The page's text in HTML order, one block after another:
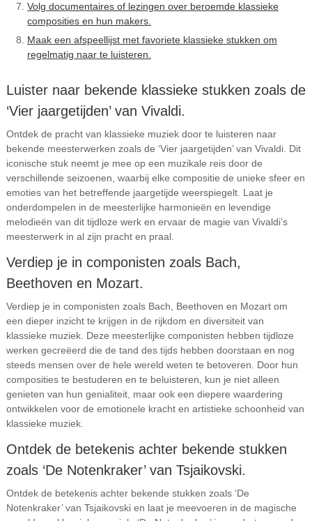
Volg documentaires of lezingen over beroemde klassieke
composities en hun makers.
Maak een afspeellijst met favoriete klassieke stukken om
regelmatig naar te luisteren.
Luister naar bekende klassieke stukken zoals de
‘Vier jaargetijden’ van Vivaldi.
Ontdek de pracht van klassieke muziek door te luisteren naar
bekende meesterwerken zoals de ‘Vier jaargetijden’ van Vivaldi. Dit
iconische stuk neemt je mee op een muzikale reis door de
verschillende seizoenen, waarbij elke compositie de unieke sfeer en
emoties van het betreffende jaargetijde weerspiegelt. Laat je
onderdompelen in de meesterlijke harmonieën en levendige
melodieën van dit tijdloze werk en ervaar de magie van Vivaldi’s
meesterwerk in al zijn pracht en praal.
Verdiep je in componisten zoals Bach,
Beethoven en Mozart.
Verdiep je in componisten zoals Bach, Beethoven en Mozart om
een dieper inzicht te krijgen in de rijkdom en diversiteit van
klassieke muziek. Deze meesterlijke componisten hebben tijdloze
werken gecreëerd die de tand des tijds hebben doorstaan en nog
steeds mensen over de hele wereld weten te betoveren. Door hun
composities te bestuderen en te beluisteren, kun je niet alleen
genieten van hun genialiteit, maar ook een diepere waardering
ontwikkelen voor de emotionele kracht en artistieke schoonheid van
klassieke muziek.
Ontdek de betekenis achter bekende stukken
zoals ‘De Notenkraker’ van Tsjaikovski.
Ontdek de betekenis achter bekende stukken zoals ‘De
Notenkraker’ van Tsjaikovski en laat je meevoeren in de magische